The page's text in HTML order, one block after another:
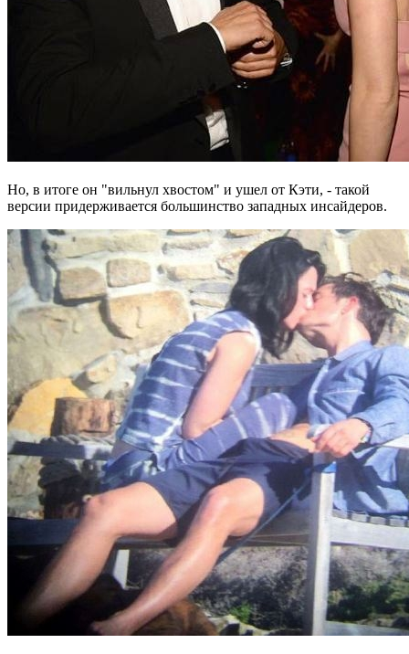
Но, в итоге он "вильнул хвостом" и ушел от Кэти, - такой
версии придерживается большинство западных инсайдеров.